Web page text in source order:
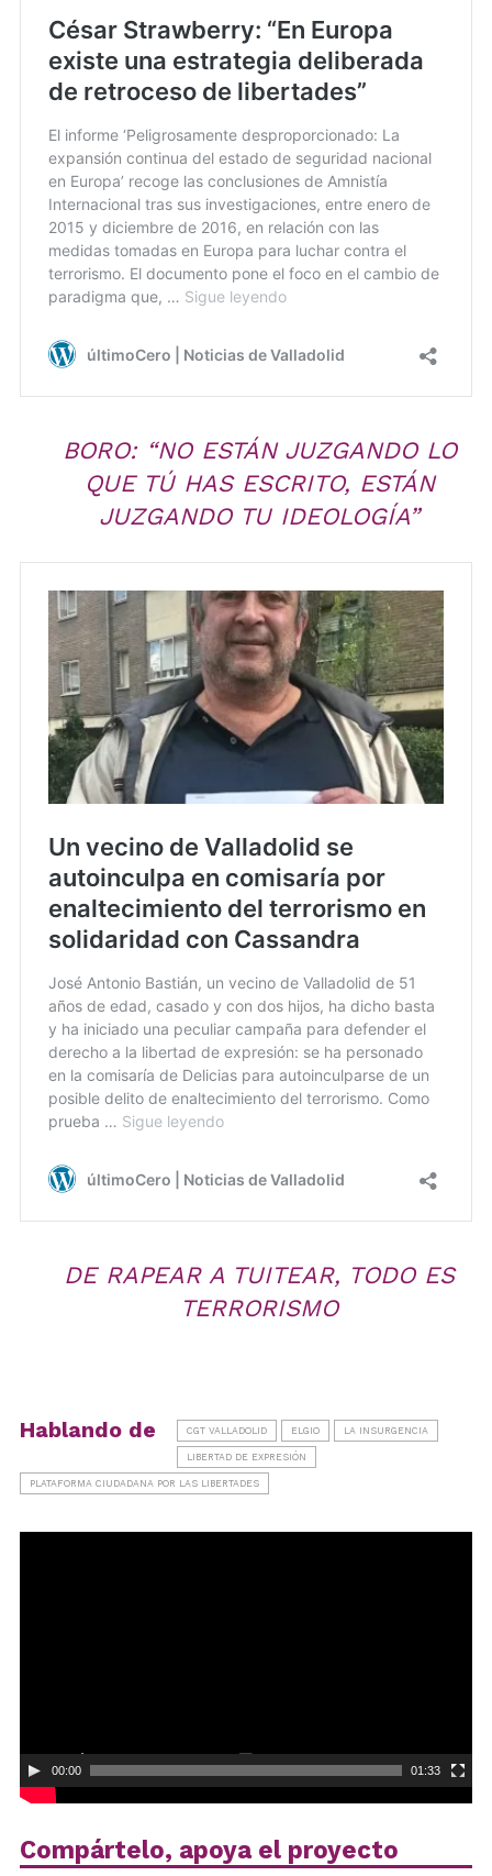
BORO: “NO ESTÁN JUZGANDO LO
QUE TÚ HAS ESCRITO, ESTÁN
JUZGANDO TU IDEOLOGÍA”
DE RAPEAR A TUITEAR, TODO ES
TERRORISMO
Hablando de CGT VALLADOLID ELGIO LA INSURGENCIA
LIBERTAD DE EXPRESIÓN
PLATAFORMA CIUDADANA POR LAS LIBERTADES
00:00 01:33
Compártelo, apoya el proyecto